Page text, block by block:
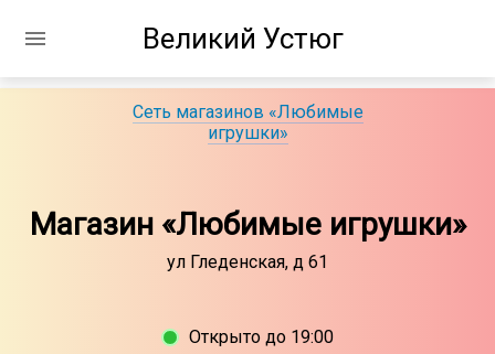
Великий Устюг
Сеть магазинов «Любимые
игрушки»
Магазин «Любимые игрушки»
ул Гледенская, д 61
Открыто до 19:00